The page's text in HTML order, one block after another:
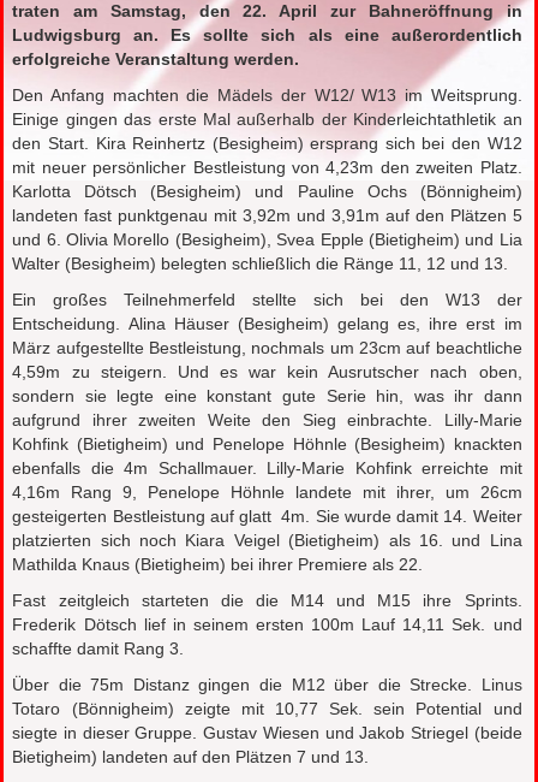
traten am Samstag, den 22. April zur Bahneröffnung in
Ludwigsburg an. Es sollte sich als eine außerordentlich
erfolgreiche Veranstaltung werden.
Den Anfang machten die Mädels der W12/ W13 im Weitsprung.
Einige gingen das erste Mal außerhalb der Kinderleichtathletik an
den Start. Kira Reinhertz (Besigheim) ersprang sich bei den W12
mit neuer persönlicher Bestleistung von 4,23m den zweiten Platz.
Karlotta Dötsch (Besigheim) und Pauline Ochs (Bönnigheim)
landeten fast punktgenau mit 3,92m und 3,91m auf den Plätzen 5
und 6. Olivia Morello (Besigheim), Svea Epple (Bietigheim) und Lia
Walter (Besigheim) belegten schließlich die Ränge 11, 12 und 13.
Ein großes Teilnehmerfeld stellte sich bei den W13 der
Entscheidung. Alina Häuser (Besigheim) gelang es, ihre erst im
März aufgestellte Bestleistung, nochmals um 23cm auf beachtliche
4,59m zu steigern. Und es war kein Ausrutscher nach oben,
sondern sie legte eine konstant gute Serie hin, was ihr dann
aufgrund ihrer zweiten Weite den Sieg einbrachte. Lilly-Marie
Kohfink (Bietigheim) und Penelope Höhnle (Besigheim) knackten
ebenfalls die 4m Schallmauer. Lilly-Marie Kohfink erreichte mit
4,16m Rang 9, Penelope Höhnle landete mit ihrer, um 26cm
gesteigerten Bestleistung auf glatt 4m. Sie wurde damit 14. Weiter
platzierten sich noch Kiara Veigel (Bietigheim) als 16. und Lina
Mathilda Knaus (Bietigheim) bei ihrer Premiere als 22.
Fast zeitgleich starteten die die M14 und M15 ihre Sprints.
Frederik Dötsch lief in seinem ersten 100m Lauf 14,11 Sek. und
schaffte damit Rang 3.
Über die 75m Distanz gingen die M12 über die Strecke. Linus
Totaro (Bönnigheim) zeigte mit 10,77 Sek. sein Potential und
siegte in dieser Gruppe. Gustav Wiesen und Jakob Striegel (beide
Bietigheim) landeten auf den Plätzen 7 und 13.